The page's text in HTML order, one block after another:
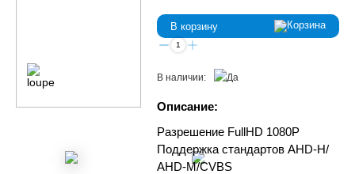
В корзину
В наличии:
Описание:
Разрешение FullHD 1080Р
Поддержка стандартов AHD-H/
AHD-M/CVBS